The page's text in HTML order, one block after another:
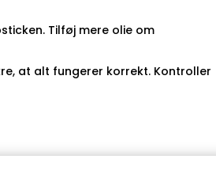
Tilføj mere olie om
at alt fungerer korrekt. Kontroller